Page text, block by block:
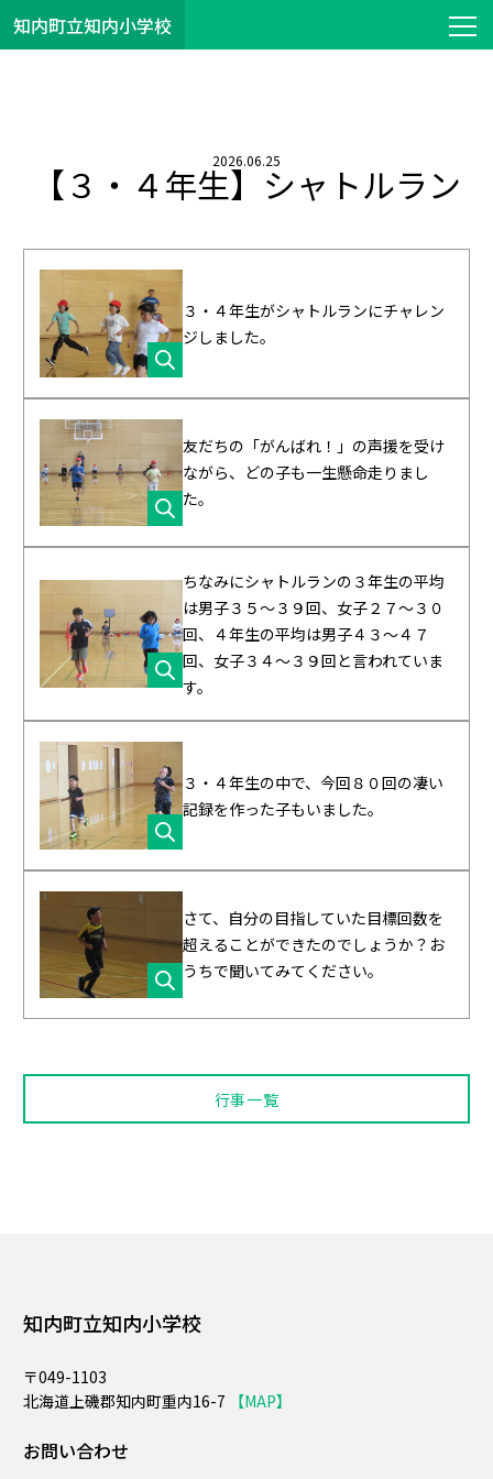
知内町立知内小学校
2026.06.25
【３・４年生】シャトルラン
３・４年生がシャトルランにチャレン
ジしました。
友だちの「がんばれ！」の声援を受け
ながら、どの子も一生懸命走りまし
た。
ちなみにシャトルランの３年生の平均
は男子３５～３９回、女子２７～３０
回、４年生の平均は男子４３～４７
回、女子３４～３９回と言われていま
す。
３・４年生の中で、今回８０回の凄い
記録を作った子もいました。
さて、自分の目指していた目標回数を
超えることができたのでしょうか？お
うちで聞いてみてください。
行事一覧
知内町立知内小学校
〒049-1103
北海道上磯郡知内町重内16-7
【MAP】
お問い合わせ